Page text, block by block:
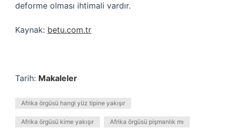
deforme olması ihtimali vardır.
Kaynak: betu.com.tr
Tarih: Makaleler
Afrika örgüsü hangi yüz tipine yakışır
Afrika örgüsü kime yakışır Afrika örgüsü pişmanlık mı